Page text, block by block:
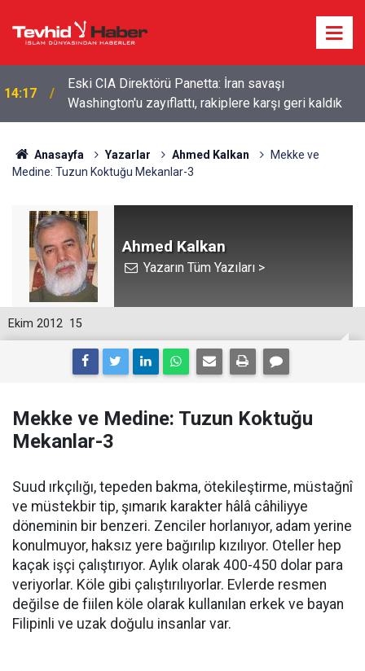
14:17
Eski CIA Direktörü Panetta: İran savaşı
Washington'u zayıflattı, rakiplere karşı geri kaldık
Anasayfa Yazarlar Ahmed Kalkan
Mekke ve
Medine: Tuzun Koktuğu Mekanlar-3
Ahmed Kalkan
Yazarın Tüm Yazıları >
15
Ekim 2012
Mekke ve Medine: Tuzun Koktuğu
Mekanlar-3
Suud ırkçılığı, tepeden bakma, ötekileştirme, müstağnî
ve müstekbir tip, şımarık karakter hâlâ câhiliyye
döneminin bir benzeri. Zenciler horlanıyor, adam yerine
konulmuyor, haksız yere bağırılıp kızılıyor. Oteller hep
kaçak işçi çalıştırıyor. Aylık olarak 400-450 dolar para
veriyorlar. Köle gibi çalıştırılıyorlar. Evlerde resmen
değilse de fiilen köle olarak kullanılan erkek ve bayan
Filipinli ve uzak doğulu insanlar var.